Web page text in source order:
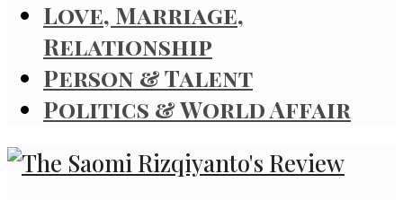
Love, Marriage,
Relationship
Person & Talent
Politics & World Affair